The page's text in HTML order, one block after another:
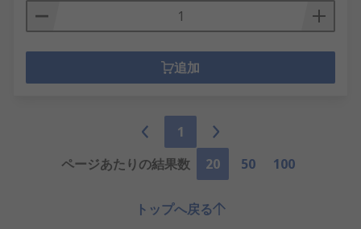
追加
1
ページあたりの結果数
20 50 100
トップへ戻る